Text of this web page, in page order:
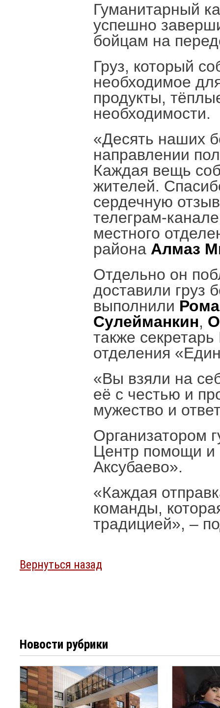
Гуманитарный
успешно
бойцам на
Груз, который
необходимое
продукты,
необходимости.
«Десять наших
направлении
Каждая вещь
жителей.
сердечную
телеграм-
местного
района Алмаз
Отдельно он
доставили груз
выполнили
Сулейманкин,
также
отделения
«Вы взяли на
её с честью и
мужество и
Организатором
Центр помощи и
Аксубаево».
«Каждая
команды,
традицией», –
Вернуться назад
Новости рубрики